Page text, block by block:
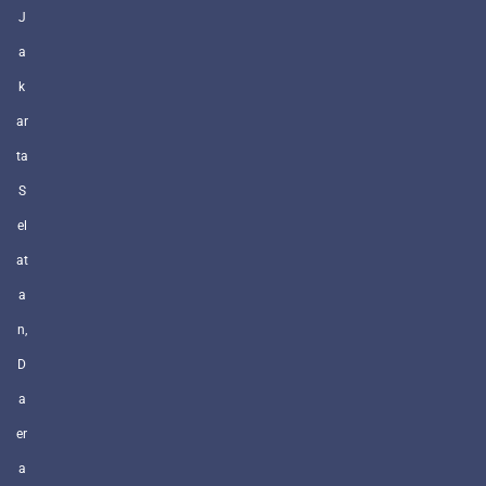
J
a
k
ar
ta
S
el
at
a
n,
D
a
er
a